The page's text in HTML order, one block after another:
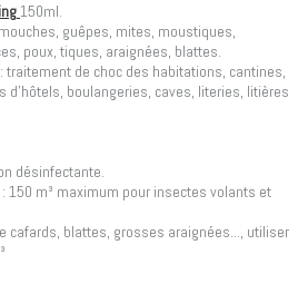
150ml.
guêpes, mites, moustiques,
poux, tiques, araignées, blattes.
traitement de choc des habitations, cantines,
d'hôtels, boulangeries, caves, literies, litières
désinfectante.
150 m³ maximum pour insectes volants et
cafards, blattes, grosses araignées..., utiliser